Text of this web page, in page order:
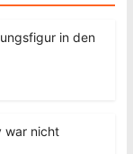
in den
war nicht